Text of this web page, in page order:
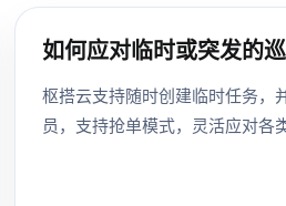
如何应对临时或突发的巡
枢搭云支持随时创建临时任务，
员，支持抢单模式，灵活应对各